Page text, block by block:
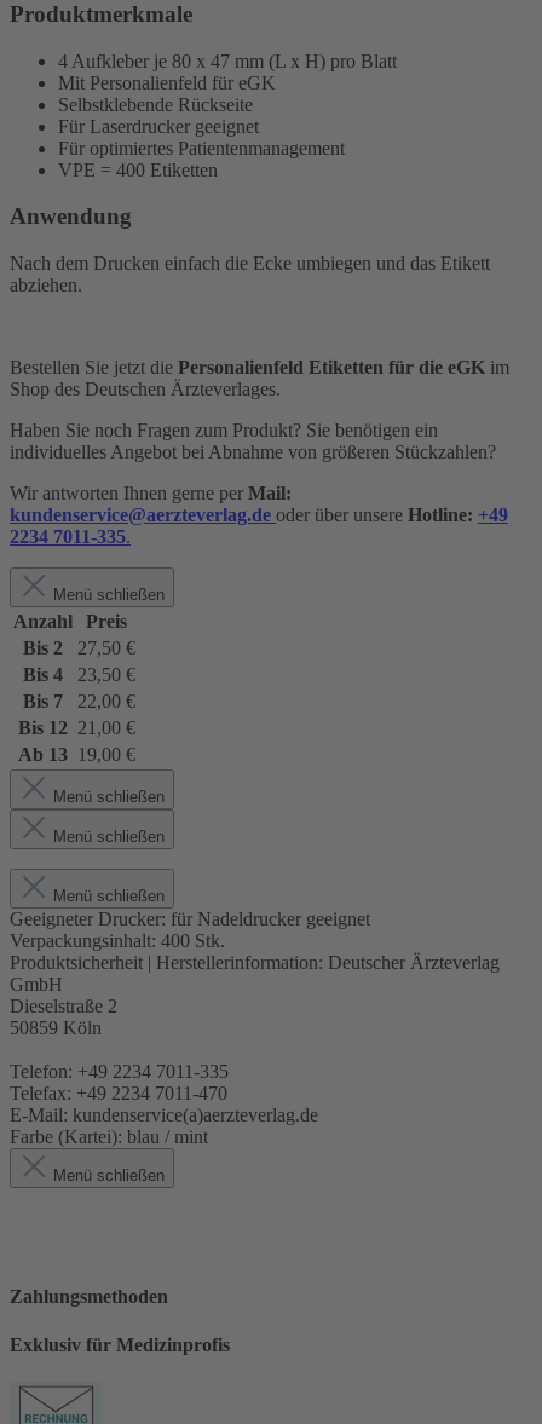
Produktmerkmale
4 Aufkleber je 80 x 47 mm (L x H) pro Blatt
Mit Personalienfeld für eGK
Selbstklebende Rückseite
Für Laserdrucker geeignet
Für optimiertes Patientenmanagement
VPE = 400 Etiketten
Anwendung
Nach dem Drucken einfach die Ecke umbiegen und das Etikett
abziehen.
Bestellen Sie jetzt die Personalienfeld Etiketten für die eGK im
Shop des Deutschen Ärzteverlages.
Haben Sie noch Fragen zum Produkt? Sie benötigen ein
individuelles Angebot bei Abnahme von größeren Stückzahlen?
Wir antworten Ihnen gerne per Mail:
kundenservice@aerzteverlag.de oder über unsere Hotline: +49
2234 7011-335.
Menü schließen
Anzahl
Preis
Bis 2
27,50 €
Bis 4
23,50 €
Bis 7
22,00 €
Bis 12 21,00 €
Ab 13 19,00 €
Menü schließen
Menü schließen
Menü schließen
Geeigneter Drucker: für Nadeldrucker geeignet
Verpackungsinhalt: 400 Stk.
Produktsicherheit | Herstellerinformation: Deutscher Ärzteverlag
GmbH
Dieselstraße 2
50859 Köln
Telefon: +49 2234 7011-335
Telefax: +49 2234 7011-470
E-Mail: kundenservice(a)aerzteverlag.de
Farbe (Kartei): blau / mint
Menü schließen
Zahlungsmethoden
Exklusiv für Medizinprofis